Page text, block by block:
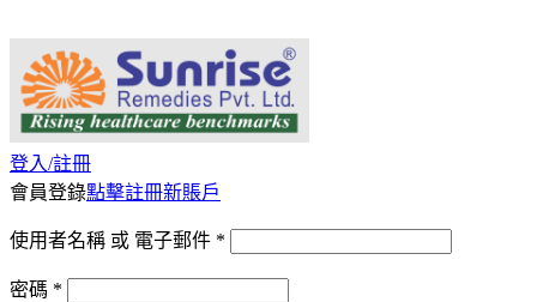
登入/註冊
會員登錄點擊註冊新賬戶
使用者名稱 或 電子郵件 *
密碼 *